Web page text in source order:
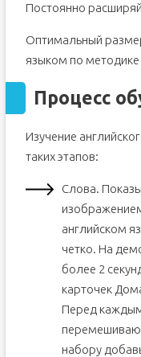
Постоянно
Оптимальный
языком по
Процесс
Изучение
таких этапов:
Слова.
английском
четко. На
более 2
карточек
Перед
набору